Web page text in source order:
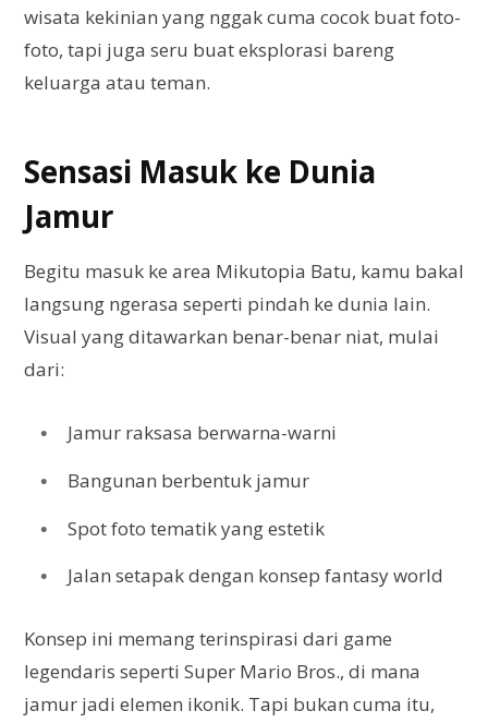
wisata kekinian yang nggak cuma cocok buat foto-
foto, tapi juga seru buat eksplorasi bareng
keluarga atau teman.
Sensasi Masuk ke Dunia
Jamur
Begitu masuk ke area Mikutopia Batu, kamu bakal
langsung ngerasa seperti pindah ke dunia lain.
Visual yang ditawarkan benar-benar niat, mulai
dari:
Jamur raksasa berwarna-warni
Bangunan berbentuk jamur
Spot foto tematik yang estetik
Jalan setapak dengan konsep fantasy world
Konsep ini memang terinspirasi dari game
legendaris seperti Super Mario Bros., di mana
jamur jadi elemen ikonik. Tapi bukan cuma itu,